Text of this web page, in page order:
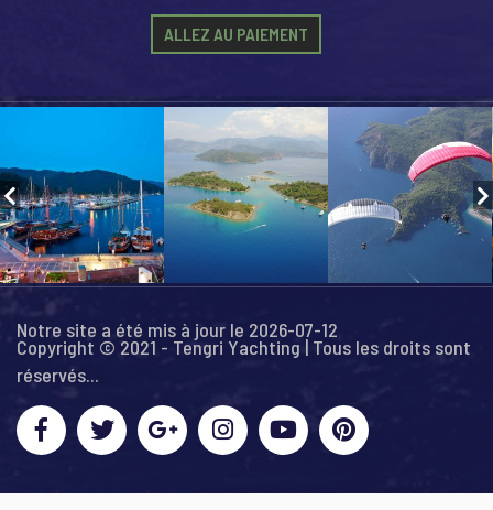
ALLEZ AU PAIEMENT
Notre site a été mis à jour le 2026-07-12
Copyright © 2021 - Tengri Yachting | Tous les droits sont
réservés...